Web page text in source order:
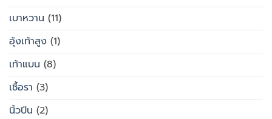
เบาหวาน (11)
อุ้งเท้าสูง (1)
เท้าแบน (8)
เชื้อรา (3)
นิ้วปีน (2)